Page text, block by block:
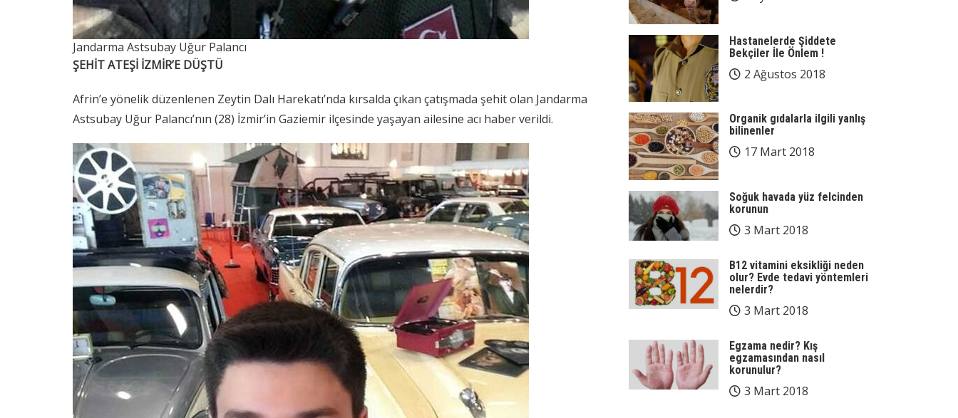
Jandarma Astsubay Uğur Palancı
ŞEHİT ATEŞİ İZMİR’E DÜŞTÜ
Afrin’e yönelik düzenlenen Zeytin Dalı Harekatı’nda kırsalda çıkan çatışmada şehit olan Jandarma
Astsubay Uğur Palancı’nın (28) İzmir’in Gaziemir ilçesinde yaşayan ailesine acı haber verildi.
Hastanelerde Şiddete
Bekçiler İle Önlem !
2 Ağustos 2018
Organik gıdalarla ilgili yanlış
bilinenler
17 Mart 2018
Soğuk havada yüz felcinden
korunun
3 Mart 2018
B12 vitamini eksikliği neden
olur? Evde tedavi yöntemleri
nelerdir?
3 Mart 2018
Egzama nedir? Kış
egzamasından nasıl
korunulur?
3 Mart 2018